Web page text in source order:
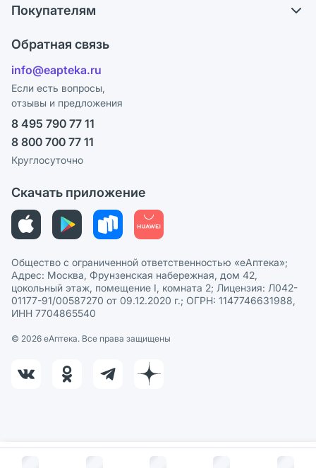
В корзину за руб.
Блог
Карьера
Поставщики
Лицензия
Реклама на сайте
Ваши товары на ЕАПТЕКЕ
СМИ о нас
Покупателям
Программа СберСпасибо
Политика конфиденциальности
Пользовательское соглашение
Политика рекомендаций
Политика в отношении обработки персональных данных
Обратная связь
info@eapteka.ru
Если есть вопросы,
отзывы и предложения
8 495 790 77 11
8 800 700 77 11
Круглосуточно
Скачать приложение
Общество с ограниченной ответственностью «еАптека»;
Адрес: Москва, Фрунзенская набережная, дом 42,
цокольный этаж, помещение I, комната 2; Лицензия: Л042-
01177-91/00587270 от 09.12.2020 г.; ОГРН: 1147746631988,
ИНН 7704865540
© 2026 eАптека. Все права защищены